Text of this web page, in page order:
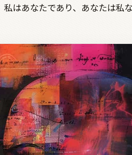
はあなたであり、あなたは私